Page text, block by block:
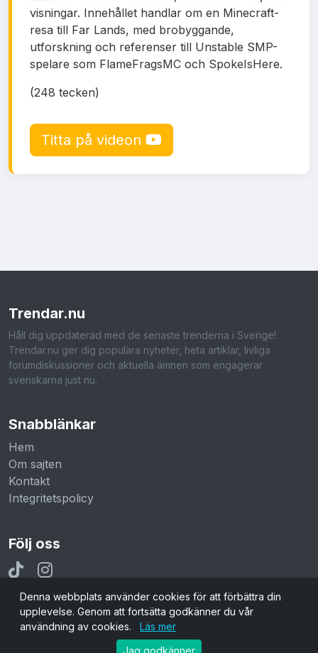
visningar. Innehållet handlar om en Minecraft-
resa till Far Lands, med brobyggande,
utforskning och referenser till Unstable SMP-
spelare som FlameFragsMC och SpokeIsHere.
(248 tecken)
Titta på videon
Trendar.nu
Håll dig uppdaterad med de senaste trenderna i Sverige!
Trendar.nu ger dig populära nyheter, heta artiklar, livliga
forumdiskussioner och aktuella ämnen som engagerar
svenskarna just nu.
Snabblänkar
Hem
Om sajten
Kontakt
Integritetspolicy
Följ oss
© 2026 Trendar.nu. Alla rättigheter reserverade.
Denna webbplats använder cookies för att förbättra din
upplevelse. Genom att fortsätta godkänner du vår
användning av cookies.
Läs mer
Jag godkänner